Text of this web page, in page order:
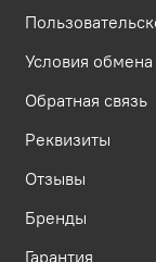
Условия обмена
Обратная связь
Реквизиты
Отзывы
Бренды
Гарантия